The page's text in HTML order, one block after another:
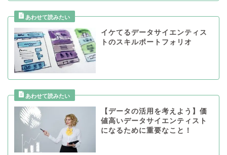
イケてるデータサイエンティス
トのスキルポートフォリオ
【データの活用を考えよう】価
値高いデータサイエンティスト
になるために重要なこと！